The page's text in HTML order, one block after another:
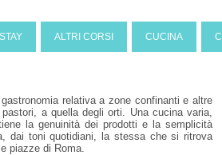
CUCINA
ALTRI CORSI
relativa a zone confinanti e altre
a quella degli orti. Una cucina varia,
la genuinità dei prodotti e la semplicità
dai toni quotidiani, la stessa che si ritrova
piazze di Roma.